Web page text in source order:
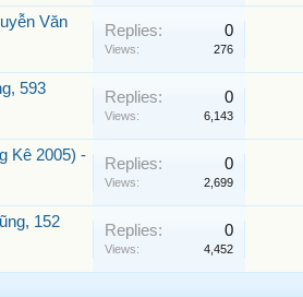
Văn
Replies: 0
Views: 276
593
Replies: 0
Views: 6,143
Kê 2005) -
Replies: 0
Views: 2,699
152
Replies: 0
Views: 4,452